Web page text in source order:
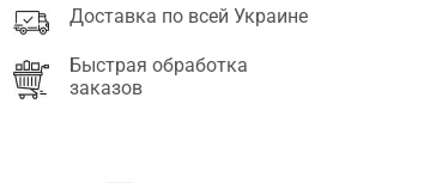
Доставка по всей Украине
Быстрая обработка
заказов